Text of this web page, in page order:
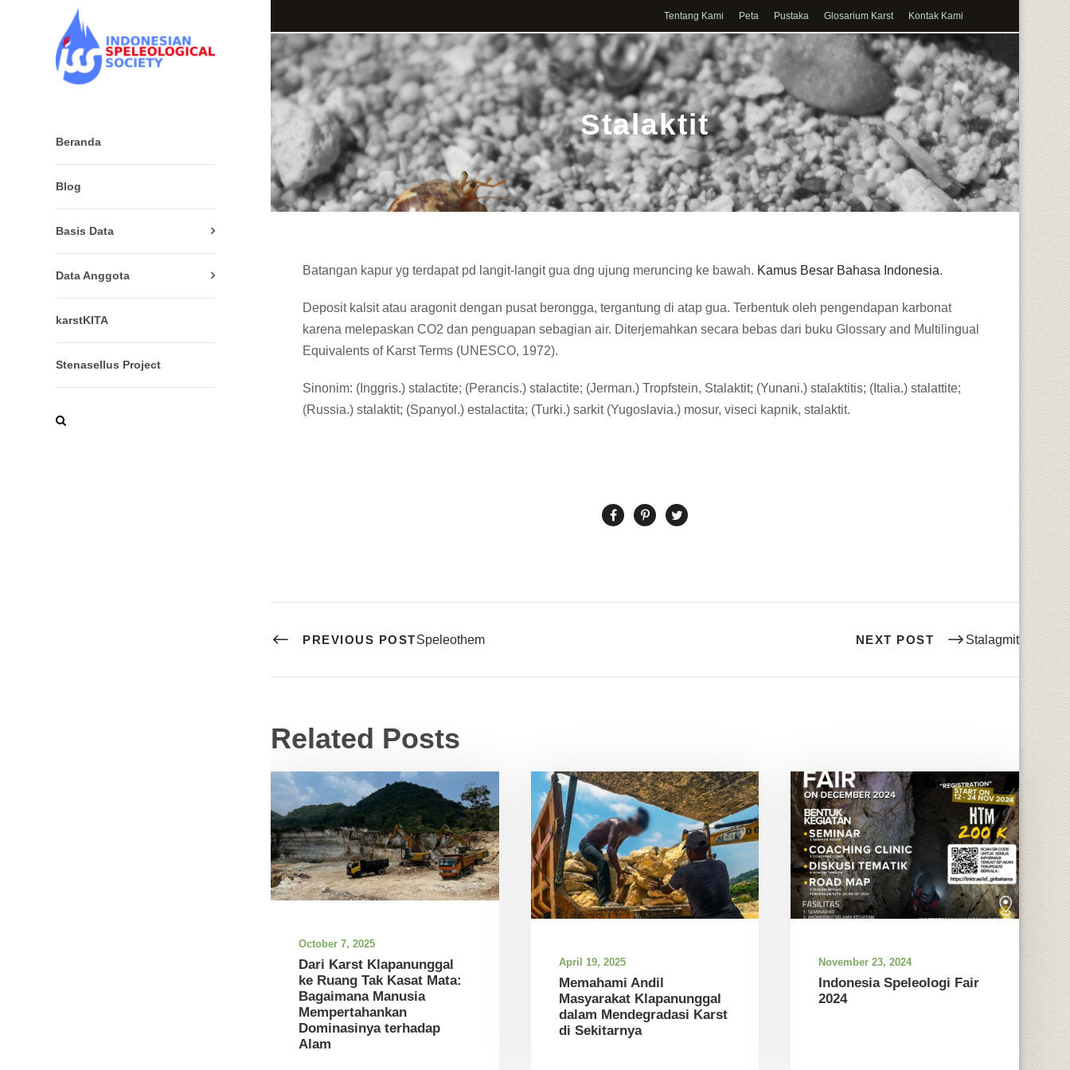
Beranda
Blog
Basis Data
Data Anggota
karstKITA
Stenasellus Project
Tentang Kami Peta Pustaka Glosarium Karst Kontak Kami
Stalaktit
Batangan kapur yg terdapat pd langit-langit gua dng ujung meruncing ke bawah. Kamus Besar Bahasa Indonesia.
Deposit kalsit atau aragonit dengan pusat berongga, tergantung di atap gua. Terbentuk oleh pengendapan karbonat
karena melepaskan CO2 dan penguapan sebagian air. Diterjemahkan secara bebas dari buku Glossary and Multilingual
Equivalents of Karst Terms (UNESCO, 1972).
Sinonim: (Inggris.) stalactite; (Perancis.) stalactite; (Jerman.) Tropfstein, Stalaktit; (Yunani.) stalaktitis; (Italia.) stalattite;
(Russia.) stalaktit; (Spanyol.) estalactita; (Turki.) sarkit (Yugoslavia.) mosur, viseci kapnik, stalaktit.
PREVIOUS POSTSpeleothem NEXT POST Stalagmit
Related Posts
October 7, 2025
Dari Karst Klapanunggal
ke Ruang Tak Kasat Mata:
Bagaimana Manusia
Mempertahankan
Dominasinya terhadap
Alam
April 19, 2025
Memahami Andil
Masyarakat Klapanunggal
dalam Mendegradasi Karst
di Sekitarnya
November 23, 2024
Indonesia Speleologi Fair
2024